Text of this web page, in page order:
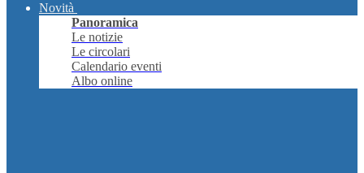
Novità
Panoramica
Le notizie
Le circolari
Calendario eventi
Albo online